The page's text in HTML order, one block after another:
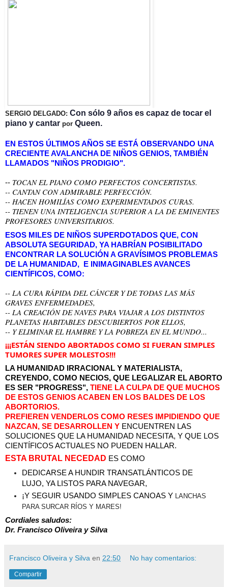
SERGIO DELGADO: Con sólo 9 años es capaz de tocar el
piano y cantar por Queen.
EN ESTOS ÚLTIMOS AÑOS SE ESTÁ OBSERVANDO UNA
CRECIENTE AVALANCHA DE NIÑOS GENIOS, TAMBIÉN
LLAMADOS "NIÑOS PRODIGIO".
-- TOCAN EL PIANO COMO PERFECTOS CONCERTISTAS.
-- CANTAN CON ADMIRABLE PERFECCIÓN.
-- HACEN HOMILÍAS COMO EXPERIMENTADOS CURAS.
-- TIENEN UNA INTELIGENCIA SUPERIOR A LA DE EMINENTES
PROFESORES UNIVERSITARIOS.
ESOS MILES DE NIÑOS SUPERDOTADOS QUE, CON
ABSOLUTA SEGURIDAD, YA HABRÍAN POSIBILITADO
ENCONTRAR LA SOLUCIÓN A GRAVÍSIMOS PROBLEMAS
DE LA HUMANIDAD,  E INIMAGINABLES AVANCES
CIENTÍFICOS, COMO:
-- LA CURA RÁPIDA DEL CÁNCER Y DE TODAS LAS MÁS
GRAVES ENFERMEDADES,
-- LA CREACIÓN DE NAVES PARA VIAJAR A LOS DISTINTOS
PLANETAS HABITABLES DESCUBIERTOS POR ELLOS,
-- Y ELIMINAR EL HAMBRE Y LA POBREZA EN EL MUNDO...
¡¡¡ESTÁN SIENDO ABORTADOS COMO SI FUERAN SIMPLES
TUMORES SUPER MOLESTOS!!!
LA HUMANIDAD IRRACIONAL Y MATERIALISTA,
CREYENDO, COMO NECIOS, QUE LEGALIZAR EL ABORTO
ES SER "PROGRESS", TIENE LA CULPA DE QUE MUCHOS
DE ESTOS GENIOS ACABEN EN LOS BALDES DE LOS
ABORTORIOS.
PREFIEREN VENDERLOS COMO RESES IMPIDIENDO QUE
NAZCAN, SE DESARROLLEN Y ENCUENTREN LAS
SOLUCIONES QUE LA HUMANIDAD NECESITA, Y QUE LOS
CIENTÍFICOS ACTUALES NO PUEDEN HALLAR.
ESTA BRUTAL NECEDAD ES COMO
DEDICARSE A HUNDIR TRANSATLÁNTICOS DE
LUJO, YA LISTOS PARA NAVEGAR,
¡Y SEGUIR USANDO SIMPLES CANOAS Y LANCHAS
PARA SURCAR RÍOS Y MARES!
Cordiales saludos:
Dr. Francisco Oliveira y Silva
Francisco Oliveira y Silva en 22:50 No hay comentarios:
Compartir